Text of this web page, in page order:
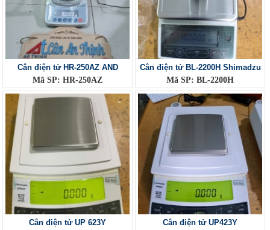
Cân điện tử HR-250AZ AND
Mã SP: HR-250AZ
Cân điện tử BL-2200H Shimadzu
Mã SP: BL-2200H
Cân điện tử UP 623Y
Cân điện tử UP423Y